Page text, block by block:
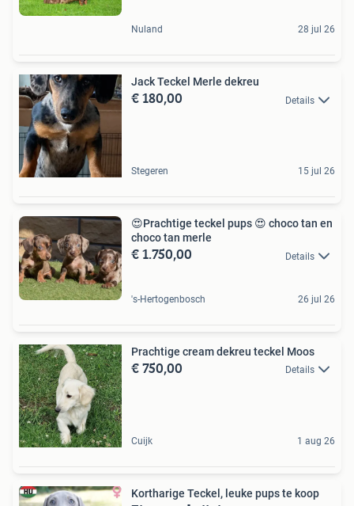
Nuland 28 jul 26
Jack Teckel Merle dekreu
€ 180,00 Details
Stegeren 15 jul 26
😍Prachtige teckel pups 😍 choco tan en
choco tan merle
€ 1.750,00 Details
's-Hertogenbosch 26 jul 26
Prachtige cream dekreu teckel Moos
€ 750,00 Details
Cuijk 1 aug 26
Kortharige Teckel, leuke pups te koop